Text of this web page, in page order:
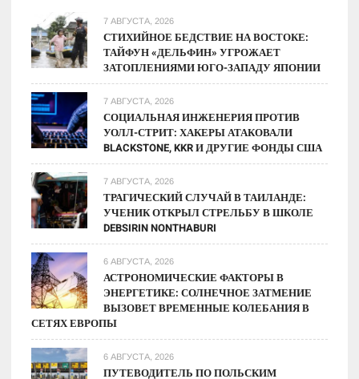
через
экран
7 АВГУСТА, 2026
СТИХИЙНОЕ БЕДСТВИЕ НА ВОСТОКЕ:
ТАЙФУН «ДЕЛЬФИН» УГРОЖАЕТ
ЗАТОПЛЕНИЯМИ ЮГО-ЗАПАДУ ЯПОНИИ
7 АВГУСТА, 2026
СОЦИАЛЬНАЯ ИНЖЕНЕРИЯ ПРОТИВ
УОЛЛ-СТРИТ: ХАКЕРЫ АТАКОВАЛИ
BLACKSTONE, KKR И ДРУГИЕ ФОНДЫ США
7 АВГУСТА, 2026
ТРАГИЧЕСКИЙ СЛУЧАЙ В ТАИЛАНДЕ:
УЧЕНИК ОТКРЫЛ СТРЕЛЬБУ В ШКОЛЕ
DEBSIRIN NONTHABURI
6 АВГУСТА, 2026
АСТРОНОМИЧЕСКИЕ ФАКТОРЫ В
ЭНЕРГЕТИКЕ: СОЛНЕЧНОЕ ЗАТМЕНИЕ
ВЫЗОВЕТ ВРЕМЕННЫЕ КОЛЕБАНИЯ В
СЕТЯХ ЕВРОПЫ
6 АВГУСТА, 2026
ПУТЕВОДИТЕЛЬ ПО ПОЛЬСКИМ